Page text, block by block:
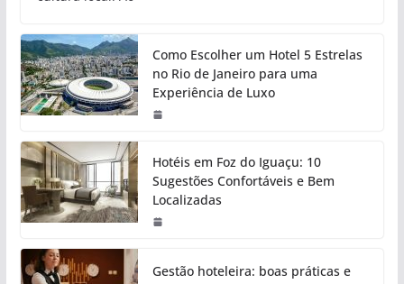
Como Escolher um Hotel 5 Estrelas
no Rio de Janeiro para uma
Experiência de Luxo
Hotéis em Foz do Iguaçu: 10
Sugestões Confortáveis e Bem
Localizadas
Gestão hoteleira: boas práticas e